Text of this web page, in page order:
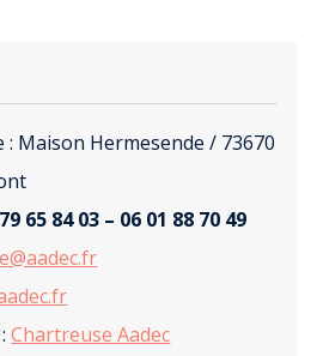
: Maison Hermesende / 73670
65 84 03 – 06 01 88 70 49
:Chartreuse Aadec